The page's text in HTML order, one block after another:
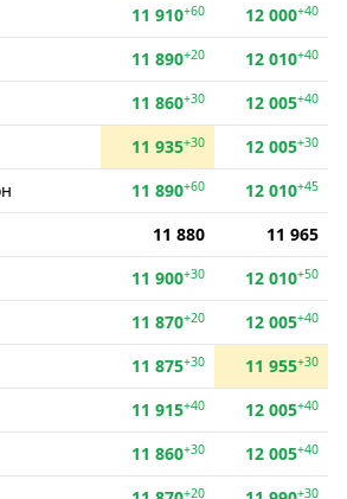
11 910+60 12 000+40
11 890+20 12 010+40
11 860+30 12 005+40
11 935+30 12 005+30
11 890+60 12 010+45
11 880
11 965
11 900+30 12 010+50
11 870+20 12 005+40
11 875+30 11 955+30
11 915+40 12 005+40
11 860+30 12 005+40
+20 +30